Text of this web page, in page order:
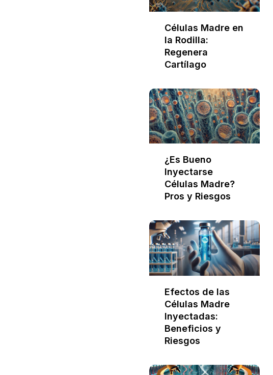
Células Madre en
la Rodilla:
Regenera
Cartílago
¿Es Bueno
Inyectarse
Células Madre?
Pros y Riesgos
Efectos de las
Células Madre
Inyectadas:
Beneficios y
Riesgos